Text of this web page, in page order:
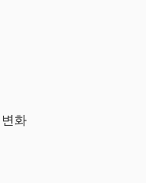
화